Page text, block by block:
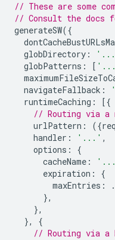
// These are some
// Consult the docs
generateSW({
globDirectory :
globPatterns : [
navigateFallback :
runtimeCaching :
[{
// Routing via a
urlPattern : ({
handler : '...' ,
options :
{
cacheName :
expiration :
{
maxEntries :
},
},
},
{
// Routing via a